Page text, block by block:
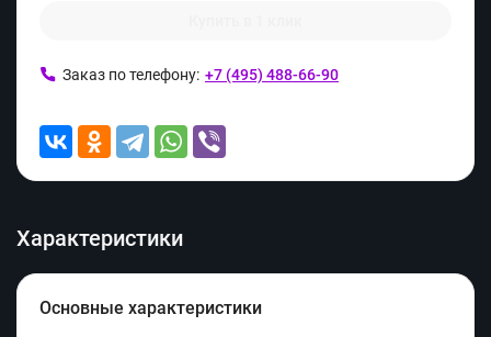
Заказ по телефону: +7 (495) 488-66-90
Характеристики
Основные характеристики